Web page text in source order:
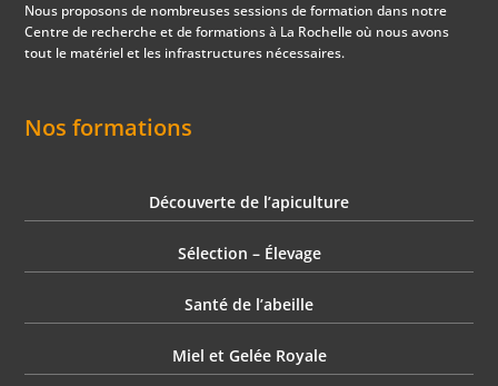
Nous proposons de nombreuses sessions de formation dans notre
Centre de recherche et de formations à La Rochelle où nous avons
tout le matériel et les infrastructures nécessaires.
Nos formations
Découverte de l’apiculture
Sélection – Élevage
Santé de l’abeille
Miel et Gelée Royale